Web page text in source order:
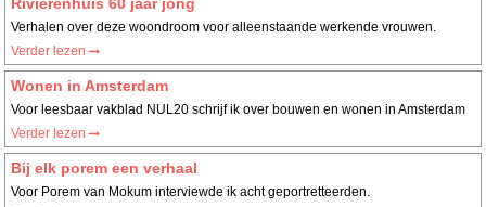
Verhalen over deze woondroom voor alleenstaande werkende vrouwen.
Verder lezen
Wonen in Amsterdam
Voor leesbaar vakblad NUL20 schrijf ik over bouwen en wonen in Amsterdam
Verder lezen
Bij elk porem een verhaal
Voor Porem van Mokum interviewde ik acht geportretteerden.